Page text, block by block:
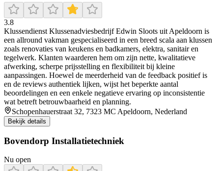
3.8
Klussendienst Klussenadviesbedrijf Edwin Sloots uit Apeldoorn is
een allround vakman gespecialiseerd in een breed scala aan klussen
zoals renovaties van keukens en badkamers, elektra, sanitair en
tegelwerk. Klanten waarderen hem om zijn nette, kwalitatieve
afwerking, scherpe prijsstelling en flexibiliteit bij kleine
aanpassingen. Hoewel de meerderheid van de feedback positief is
en de reviews authentiek lijken, wijst het beperkte aantal
beoordelingen en een enkele negatieve ervaring op inconsistentie
wat betreft betrouwbaarheid en planning.
Schopenhauerstraat 32, 7323 MC Apeldoorn, Nederland
Bekijk details
Bovendorp Installatietechniek
Nu open